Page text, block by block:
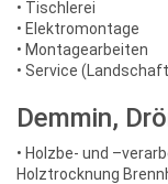
• Tischlerei
• Elektromontage
• Montagearbeiten
• Service
Demmin,
• Holzbe- und
Holztrocknung